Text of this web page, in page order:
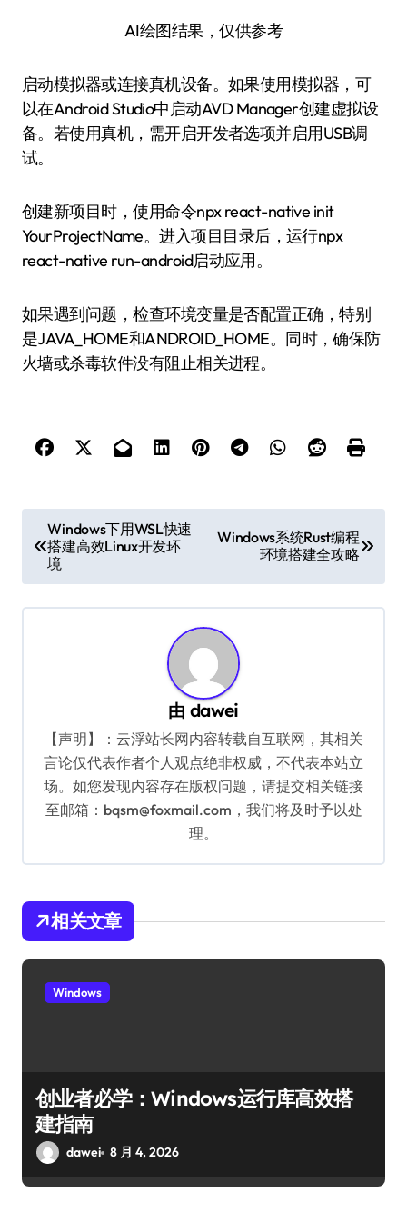
AI绘图结果，仅供参考
启动模拟器或连接真机设备。如果使用模拟器，可
以在Android Studio中启动AVD Manager创建虚拟设
备。若使用真机，需开启开发者选项并启用USB调
试。
创建新项目时，使用命令npx react-native init
YourProjectName。进入项目目录后，运行npx
react-native run-android启动应用。
如果遇到问题，检查环境变量是否配置正确，特别
是JAVA_HOME和ANDROID_HOME。同时，确保防
火墙或杀毒软件没有阻止相关进程。
章
导
航
Windows下用WSL快速
搭建高效Linux开发环
境
Windows系统Rust编程
环境搭建全攻略
由dawei
【声明】：云浮站长网内容转载自互联网，其相关
言论仅代表作者个人观点绝非权威，不代表本站立
场。如您发现内容存在版权问题，请提交相关链接
至邮箱：bqsm@foxmail.com，我们将及时予以处
理。
相关文章
Windows
创业者必学：Windows运行库高效搭
建指南
dawei 8 月 4, 2026